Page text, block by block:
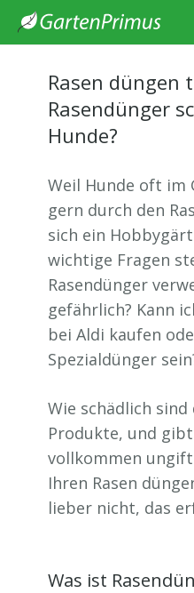
Rasen
Rasendünger
Hunde?
Weil Hunde oft im
gern durch den
sich ein
wichtige Fragen
Rasendünger
gefährlich? Kann
bei Aldi kaufen
Spezialdünger
Wie schädlich
Produkte, und
vollkommen
Ihren Rasen
lieber nicht, das
Was ist